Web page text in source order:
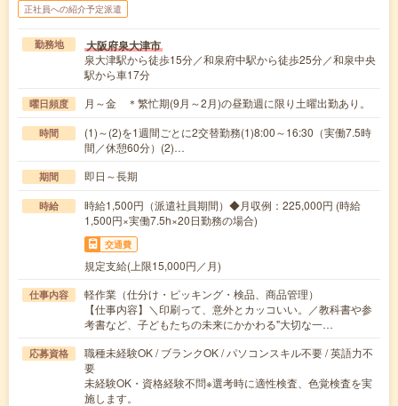
正社員への紹介予定派遣
勤務地 大阪府泉大津市
泉大津駅から徒歩15分／和泉府中駅から徒歩25分／和泉中央
駅から車17分
曜日頻度 月～金 ＊繁忙期(9月～2月)の昼勤週に限り土曜出勤あり。
時間
(1)～(2)を1週間ごとに2交替勤務(1)8:00～16:30（実働7.5時
間／休憩60分）(2)…
期間 即日～長期
時給
時給1,500円（派遣社員期間）◆月収例：225,000円 (時給
1,500円×実働7.5h×20日勤務の場合)
交通費
規定支給(上限15,000円／月)
仕事内容
軽作業（仕分け・ピッキング・検品、商品管理）
【仕事内容】＼印刷って、意外とカッコいい。／教科書や参
考書など、子どもたちの未来にかかわる"大切な一…
応募資格
職種未経験OK / ブランクOK / パソコンスキル不要 / 英語力不
要
未経験OK・資格経験不問※選考時に適性検査、色覚検査を実
施します。